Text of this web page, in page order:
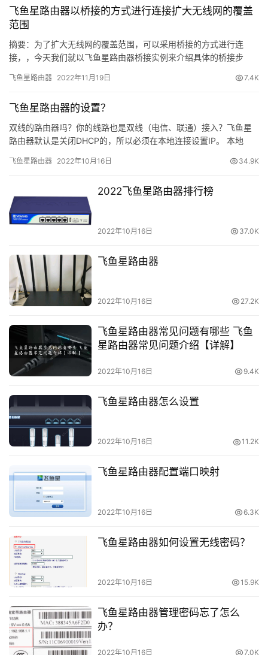
1
.
p
o
g
i
n
路
设
置
常
见
题
由
器
密
路
百
品
牌
由
器
飞鱼星路由器以桥接的方式进行连接扩大无线网的覆盖
范围
摘要：为了扩大无线网的覆盖范围，可以采用桥接的方式进行连
接，，今天我们就以飞鱼星路由器桥接实例来介绍具体的桥接步
飞鱼星路由器 2022年11月19日 7.4K
飞鱼星路由器的设置？
双线的路由器吗？你的线路也是双线（电信、联通）接入？飞鱼星
路由器默认是关闭DHCP的，所以必须在本地连接设置IP。 本地
飞鱼星路由器 2022年10月16日 34.9K
2022飞鱼星路由器排行榜
2022年10月16日 37.0K
飞鱼星路由器
2022年10月16日 27.2K
飞鱼星路由器常见问题有哪些 飞鱼
星路由器常见问题介绍【详解】
2022年10月16日 9.4K
飞鱼星路由器怎么设置
2022年10月16日 11.2K
飞鱼星路由器配置端口映射
2022年10月16日 6.3K
飞鱼星路由器如何设置无线密码？
2022年10月16日 15.9K
飞鱼星路由器管理密码忘了怎么
办？
2022年10月16日 7.0K